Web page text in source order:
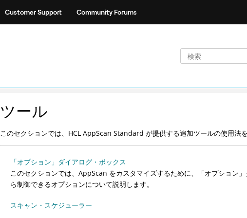
Customer Support Community Forums
ツール
このセクションでは、 HCL AppScan Standard が提供する追加ツールの使用法
「オプション」ダイアログ・ボックス
このセクションでは、AppScan をカスタマイズするために、「オプション
ら制御できるオプションについて説明します。
スキャン・スケジューラー